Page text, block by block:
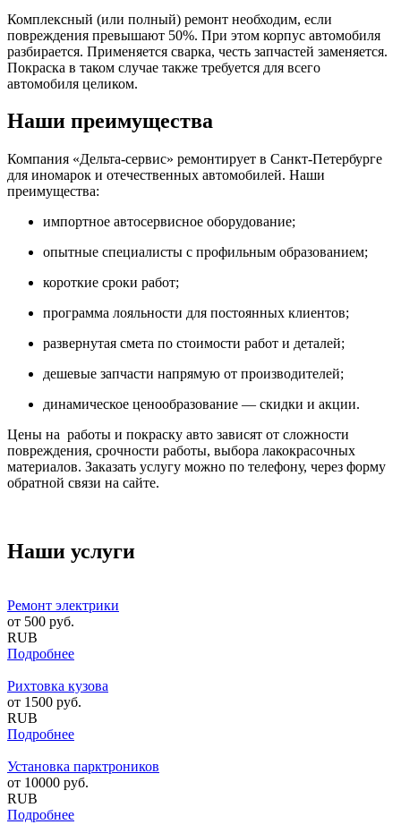
Комплексный (или полный) ремонт необходим, если
повреждения превышают 50%. При этом корпус автомобиля
разбирается. Применяется сварка, честь запчастей заменяется.
Покраска в таком случае также требуется для всего
автомобиля целиком.
Наши преимущества
Компания «Дельта-сервис» ремонтирует в Санкт-Петербурге
для иномарок и отечественных автомобилей. Наши
преимущества:
импортное автосервисное оборудование;
опытные специалисты с профильным образованием;
короткие сроки работ;
программа лояльности для постоянных клиентов;
развернутая смета по стоимости работ и деталей;
дешевые запчасти напрямую от производителей;
динамическое ценообразование — скидки и акции.
Цены на работы и покраску авто зависят от сложности
повреждения, срочности работы, выбора лакокрасочных
материалов. Заказать услугу можно по телефону, через форму
обратной связи на сайте.
Наши услуги
Ремонт электрики
от 500 руб.
RUB
Подробнее
Рихтовка кузова
от 1500 руб.
RUB
Подробнее
Установка парктроников
от 10000 руб.
RUB
Подробнее